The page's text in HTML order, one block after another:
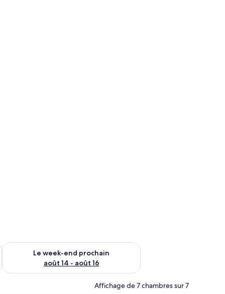
août 7 - août 9
Le week-end prochain
août 14 - août 16
Vérifier la disponibilité pour le week-end prochain août 14 -
Affichage de 7 chambres sur 7